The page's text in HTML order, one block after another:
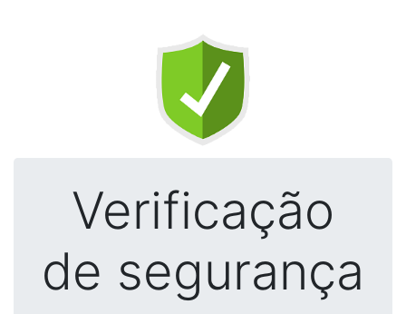
Verificação
de segurança